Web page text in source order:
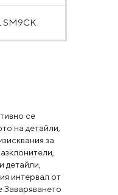
SM9CK
се
на детайли,
за
детайли,
интервал от
Заваряването